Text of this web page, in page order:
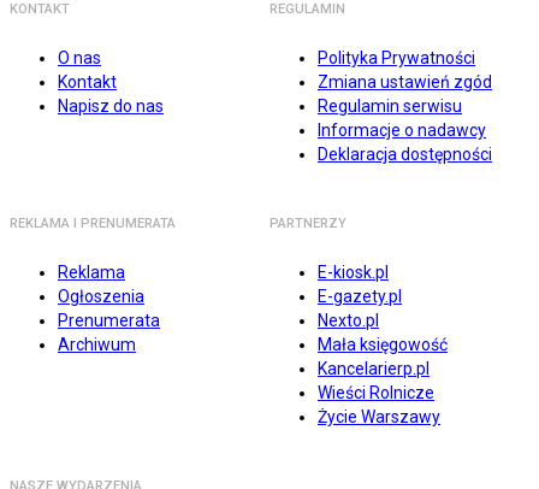
KONTAKT
O nas
Kontakt
Napisz do nas
REGULAMIN
Polityka Prywatności
Zmiana ustawień zgód
Regulamin serwisu
Informacje o nadawcy
Deklaracja dostępności
REKLAMA I PRENUMERATA
Reklama
Ogłoszenia
Prenumerata
Archiwum
PARTNERZY
E-kiosk.pl
E-gazety.pl
Nexto.pl
Mała księgowość
Kancelarierp.pl
Wieści Rolnicze
Życie Warszawy